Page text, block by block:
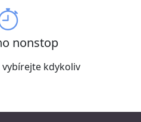
nonstop
vybírejte kdykoliv